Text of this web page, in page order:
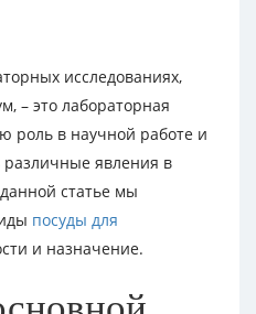
исследованиях,
– это лабораторная
роль в научной работе и
различные явления в
статье мы
посуды для
и назначение.